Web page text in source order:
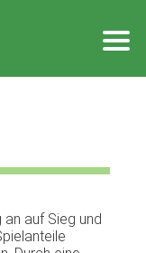
auf Sieg und